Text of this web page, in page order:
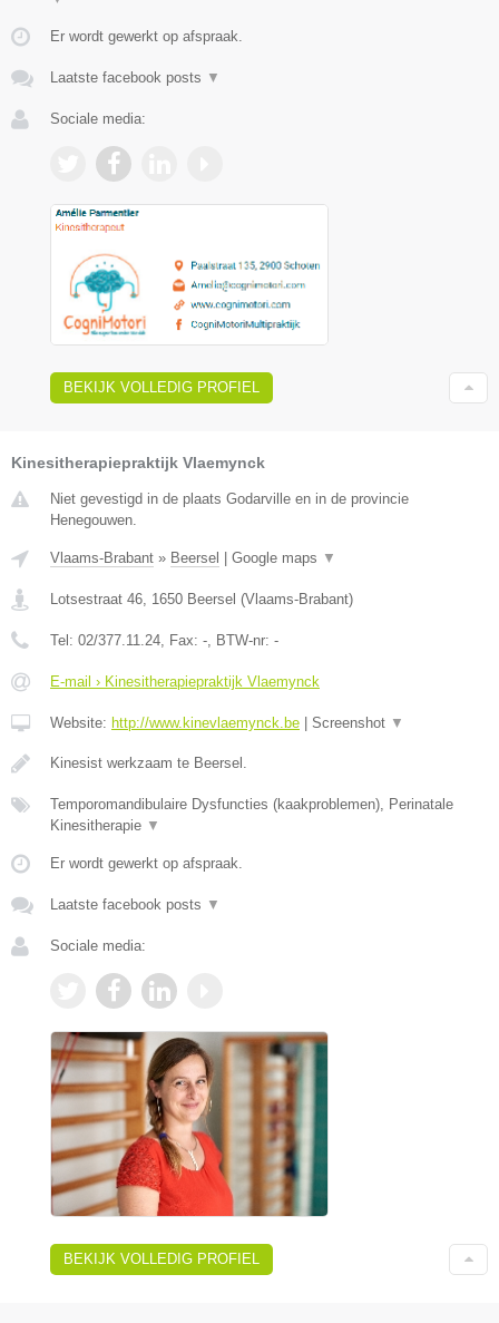
Er wordt gewerkt op afspraak.
Laatste facebook posts ▼
Sociale media:
BEKIJK VOLLEDIG PROFIEL
Kinesitherapiepraktijk Vlaemynck
Niet gevestigd in de plaats Godarville en in de provincie
Henegouwen.
Vlaams-Brabant » Beersel Google maps ▼
Lotsestraat 46, 1650 Beersel (Vlaams-Brabant)
Tel: 02/377.11.24, Fax: -, BTW-nr: -
E-mail › Kinesitherapiepraktijk Vlaemynck
Website: http://www.kinevlaemynck.be Screenshot ▼
Kinesist werkzaam te Beersel.
Temporomandibulaire Dysfuncties (kaakproblemen), Perinatale
Kinesitherapie ▼
Er wordt gewerkt op afspraak.
Laatste facebook posts ▼
Sociale media:
BEKIJK VOLLEDIG PROFIEL